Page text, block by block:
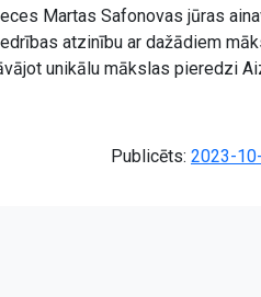
Martas Safonovas jūras
atzinību ar dažādiem
unikālu mākslas pieredzi
Publicēts: 2023-